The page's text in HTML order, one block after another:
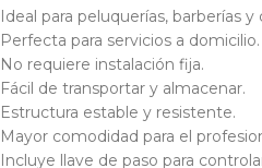
Ideal para peluquerías, barberías
Perfecta para servicios a domicilio.
No requiere instalación fija.
Fácil de transportar y almacenar.
Estructura estable y resistente.
Mayor comodidad para el
Incluye llave de paso para